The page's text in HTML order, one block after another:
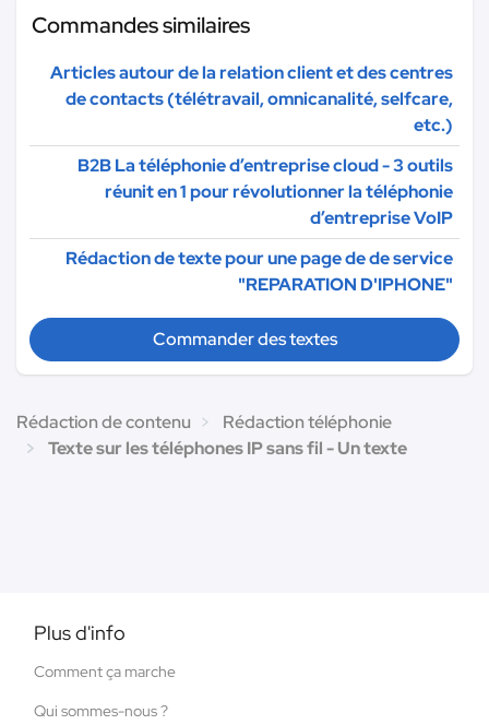
Commandes similaires
Articles autour de la relation client et des centres
de contacts (télétravail, omnicanalité, selfcare,
etc.)
B2B La téléphonie d’entreprise cloud - 3 outils
réunit en 1 pour révolutionner la téléphonie
d’entreprise VoIP
Rédaction de texte pour une page de de service
"REPARATION D'IPHONE"
Commander des textes
Rédaction de contenu
Rédaction téléphonie
Texte sur les téléphones IP sans fil - Un texte
Plus d'info
Comment ça marche
Qui sommes-nous ?